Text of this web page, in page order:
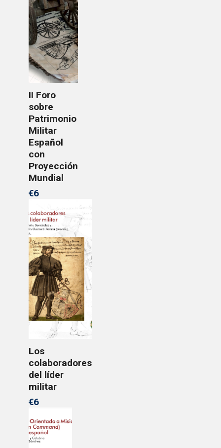
II Foro
sobre
Patrimonio
Militar
Español
con
Proyección
Mundial
€6
Los
colaboradores
del líder
militar
€6